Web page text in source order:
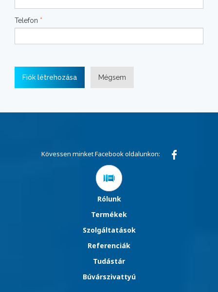
Telefon *
Fiók létrehozása Mégsem
Kövessen minket Facebook oldalunkon:
Rólunk
Termékek
Szolgáltatások
Referenciák
Tudástár
Búvárszivattyú